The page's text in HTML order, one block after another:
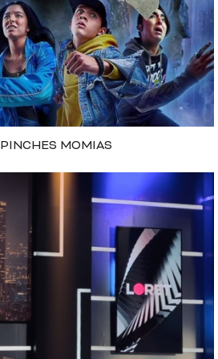
PINCHES MOMIAS